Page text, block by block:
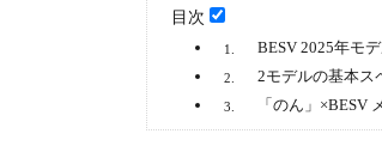
目次
1. BESV 2025年モ
2. 2モデルの基本ス
3. 「のん」×BESV